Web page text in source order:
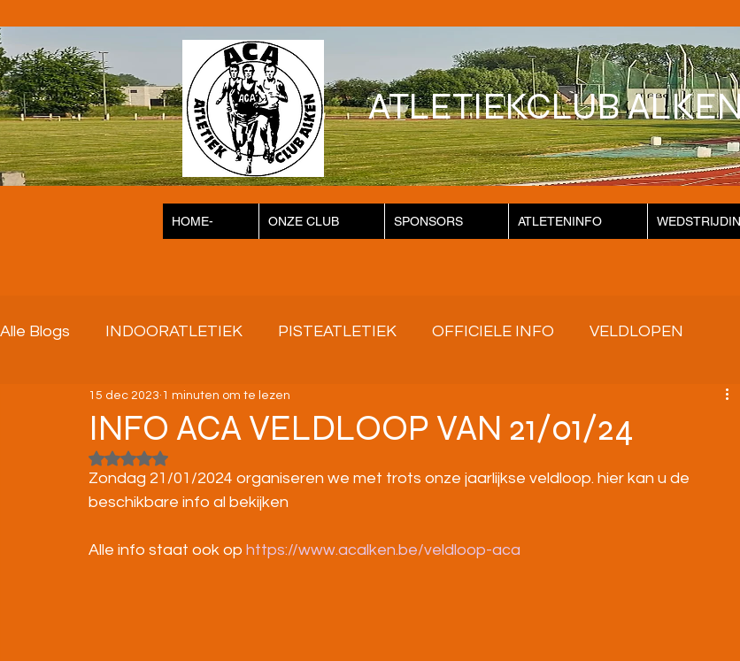
ATLETIEKCLUB
HOME- ONZE CLUB SPONSORS ATLETENINFO
Alle Blogs INDOORATLETIEK PISTEATLETIEK OFFICIELE INFO VELDLOPEN
STRATENLOPEN JEUGD/ONDERBOUW
KAMPIOENSCHAPPEN
INFO ACA VELDLOOP VAN 21/01/24
15 dec 2023 1 minuten om te lezen
Beoordeeld met NaN uit 5 sterren.
Zondag 21/01/2024 organiseren we met trots onze jaarlijkse veldloop. hier kan u de
beschikbare info al bekijken
Alle info staat ook op https://www.acalken.be/veldloop-aca